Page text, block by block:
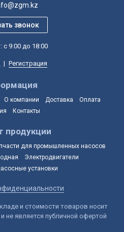
с 9:00 до 18:00
| Регистрация
О компании Доставка
Оплата
Контакты
продукции
для промышленных насосов
Электродвигатели
установки
и стоимости товаров носит
не является публичной офертой